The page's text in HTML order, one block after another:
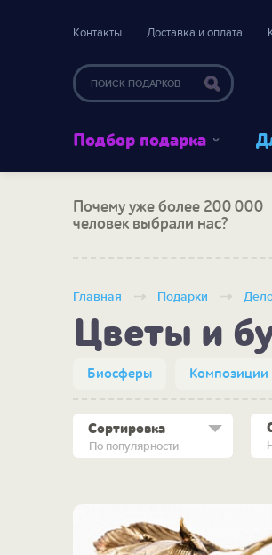
Контакты Доставка и оплата
Подбор подарка
Почему уже более 200 000
человек выбрали нас?
Главная Подарки
Цветы и
Биосферы Композиции
По популярности
Сортировка